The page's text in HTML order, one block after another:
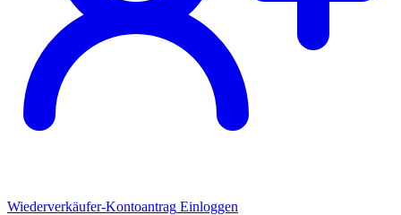
Wiederverkäufer-Kontoantrag Einloggen